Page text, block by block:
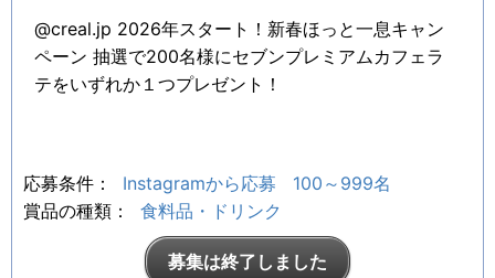
@creal.jp 2026年スタート！新春ほっと一息キャン
ペーン 抽選で200名様にセブンプレミアムカフェラ
テをいずれか１つプレゼント！
応募条件： Instagramから応募
100～999名
賞品の種類：
食料品・ドリンク
募集は終了しました